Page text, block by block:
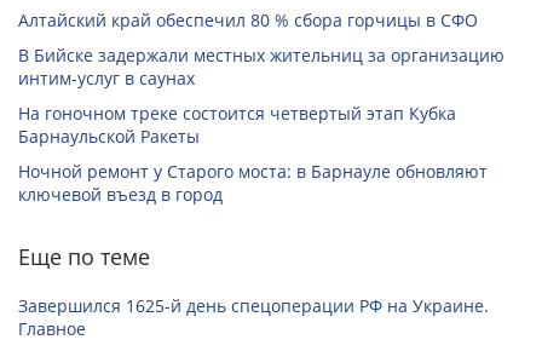
Алтайский край обеспечил 80 % сбора горчицы в СФО
В Бийске задержали местных жительниц за организацию
интим-услуг в саунах
На гоночном треке состоится четвертый этап Кубка
Барнаульской Ракеты
Ночной ремонт у Старого моста: в Барнауле обновляют
ключевой въезд в город
Еще по теме
Завершился 1625-й день спецоперации РФ на Украине.
Главное